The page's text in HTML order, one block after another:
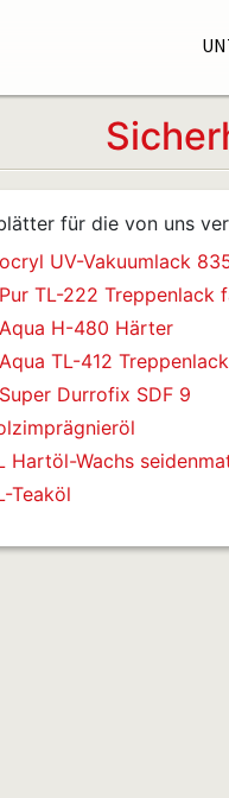
für die von uns
UV-Vakuumlack
TL-222 Treppenlack
H-480 Härter
TL-412
Durrofix SDF 9
Hartöl-Wachs
Teaköl